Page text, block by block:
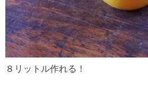
８リットル作れる！